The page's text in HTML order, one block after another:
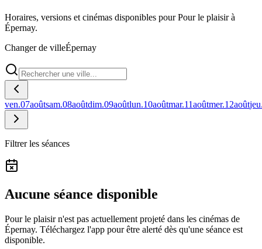
Horaires, versions et cinémas disponibles pour Pour le plaisir à
Épernay.
Changer de villeÉpernay
ven.07aoûtsam.08aoûtdim.09aoûtlun.10aoûtmar.11aoûtmer.12août
Filtrer les séances
Aucune séance disponible
Pour le plaisir n'est pas actuellement projeté dans les cinémas de
Épernay. Téléchargez l'app pour être alerté dès qu'une séance est
disponible.